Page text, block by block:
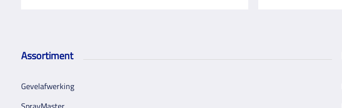
Assortiment
Gevelafwerking